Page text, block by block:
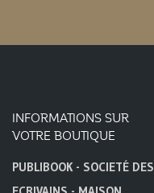
INFORMATIONS SUR
VOTRE BOUTIQUE
PUBLIBOOK - SOCIETÉ DES